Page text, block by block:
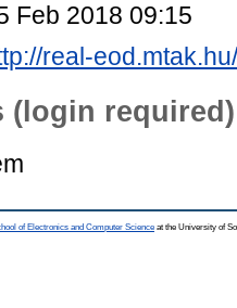
Feb 2018 09:15
real-
(login required)
of Electronics and Computer Science at the University of